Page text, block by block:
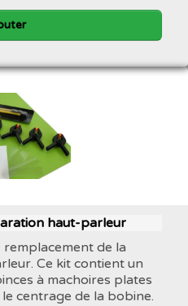
haut-parleur
de la
Ce kit contient un
à machoires plates
centrage de la bobine.